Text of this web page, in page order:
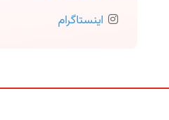
اینستاگرام